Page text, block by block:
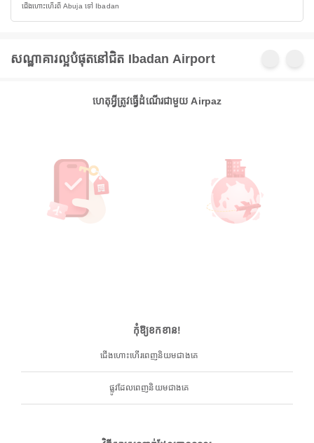
ជើងហោះហើរពី Abuja ទៅ Ibadan
សណ្ឋាគារល្អបំផុតនៅជិត Ibadan Airport
ហេតុអ្វីត្រូវធ្វើដំណើរជាមួយ Airpaz
កុំឱ្យខកខាន!
ជើងហោះហើរពេញនិយមជាងគេ
ផ្លូវដែលពេញនិយមជាងគេ